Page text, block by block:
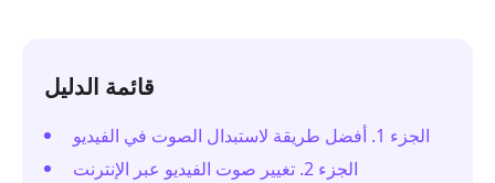
قائمة الدليل
الجزء 1. أفضل طريقة لاستبدال الصوت في الفيديو
الجزء 2. تغيير صوت الفيديو عبر الإنترنت